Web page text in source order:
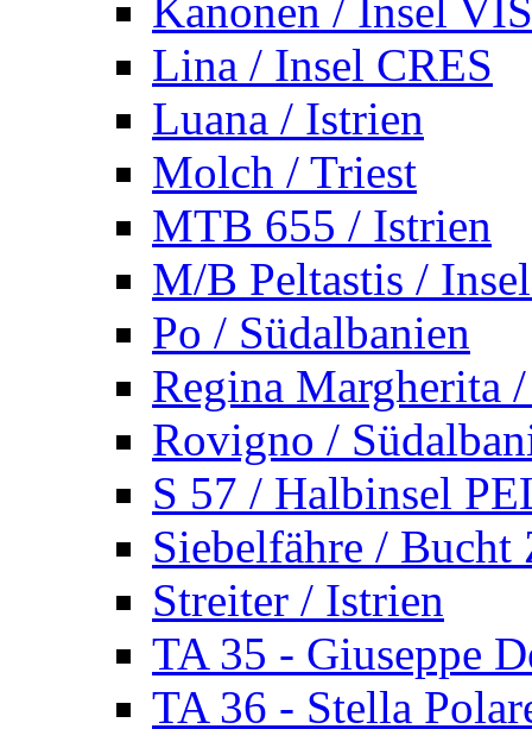
Kanonen / Insel VIS
Lina / Insel CRES
Luana / Istrien
Molch / Triest
MTB 655 / Istrien
M/B Peltastis /
Po / Südalbanien
Regina Margherita
Rovigno /
S 57 / Halbinsel
Siebelfähre / Bucht
Streiter / Istrien
TA 35 - Giuseppe
TA 36 - Stella